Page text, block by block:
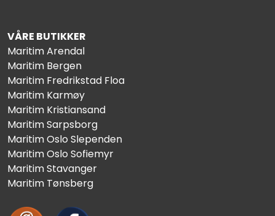
VÅRE BUTIKKER
Maritim Arendal
Maritim Bergen
Maritim Fredrikstad Floa
Maritim Karmøy
Maritim Kristiansand
Maritim Sarpsborg
Maritim Oslo Slependen
Maritim Oslo Sofiemyr
Maritim Stavanger
Maritim Tønsberg